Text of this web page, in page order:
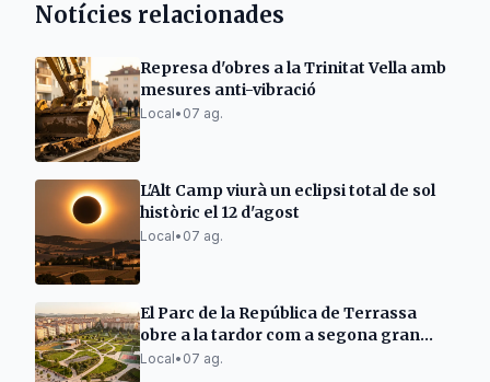
Notícies relacionades
Represa d'obres a la Trinitat Vella amb
mesures anti-vibració
Local• 07 ag.
L'Alt Camp viurà un eclipsi total de sol
històric el 12 d'agost
Local• 07 ag.
El Parc de la República de Terrassa
obre a la tardor com a segona gran
zona verda
Local• 07 ag.